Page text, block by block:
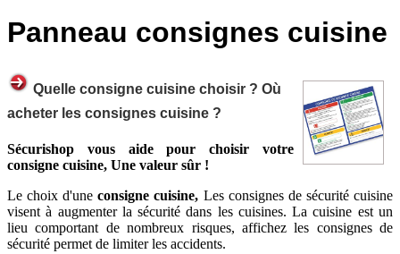
Panneau consignes cuisine
Quelle consigne cuisine choisir ? Où
acheter les consignes cuisine ?
Sécurishop vous aide pour choisir votre
consigne cuisine, Une valeur sûr !
Le choix d'uneconsigne cuisine, Les consignes de sécurité cuisine
visent à augmenter la sécurité dans les cuisines. La cuisine est un
lieu comportant de nombreux risques, affichez les consignes de
sécurité permet de limiter les accidents.